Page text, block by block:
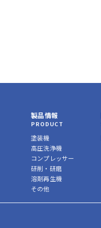
製品情報
PRODUCT
塗装機
高圧洗浄機
コンプレッサー
研削・研磨
溶剤再生機
その他